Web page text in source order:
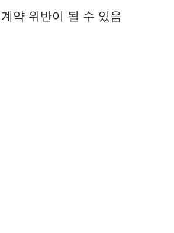
약 위반이 될 수 있음